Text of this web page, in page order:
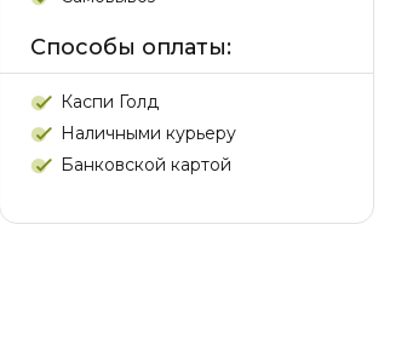
Способы оплаты:
Каспи Голд
Наличными курьеру
Банковской картой